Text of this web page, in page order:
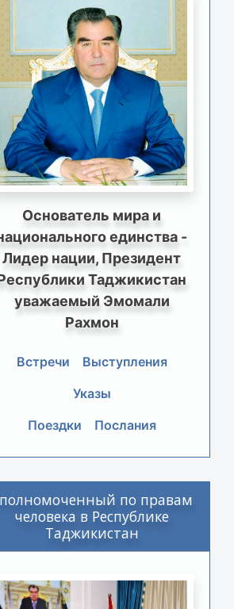
Основатель мира и
единства -
Лидер нации, Президент
Таджикистан
уважаемый Эмомали
Рахмон
Встречи
Выступления
Указы
Поездки
Послания
по правам
человека в Республике
Таджикистан